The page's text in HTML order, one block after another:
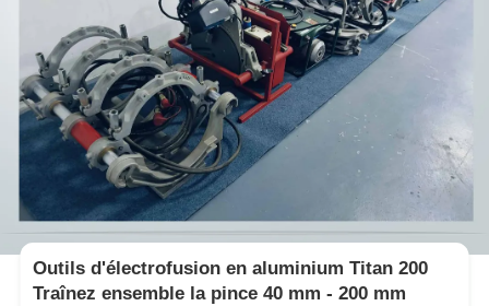
Outils d'électrofusion en aluminium Titan 200
Traînez ensemble la pince 40 mm - 200 mm